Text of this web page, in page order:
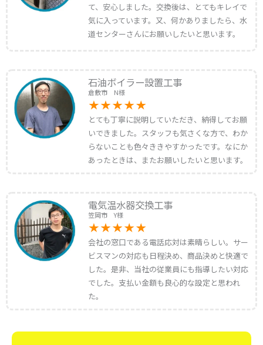
て、安心しました。交換後は、とてもキレイで
気に入っています。又、何かありましたら、水
道センターさんにお願いしたいと思います。
石油ボイラー設置工事
倉敷市 N様
とても丁寧に説明していただき、納得してお願
いできました。スタッフも気さくな方で、わか
らないことも色々ききやすかったです。なにか
あったときは、またお願いしたいと思います。
電気温水器交換工事
笠岡市 Y様
会社の窓口である電話応対は素晴らしい。サー
ビスマンの対応も日程決め、商品決めと快適で
した。是非、当社の従業員にも指導したい対応
でした。支払い金額も良心的な設定と思われ
た。